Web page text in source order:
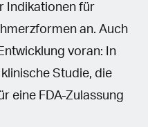
Indikationen für
an. Auch
voran: In
Studie, die
eine FDA-Zulassung